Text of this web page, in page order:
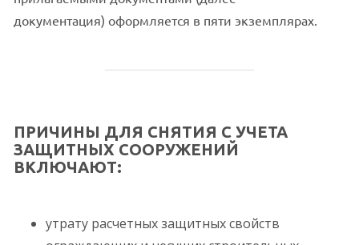
документация) оформляется в пяти экземплярах.
ПРИЧИНЫ ДЛЯ СНЯТИЯ С УЧЕТА
ЗАЩИТНЫХ СООРУЖЕНИЙ
ВКЛЮЧАЮТ:
утрату расчетных защитных свойств